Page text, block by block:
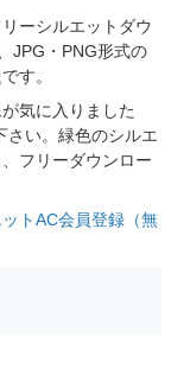
ーシルエットダウ
JPG・PNG形式の
す。
気に入りました
さい。緑色のシルエ
フリーダウンロー
トAC会員登録（無